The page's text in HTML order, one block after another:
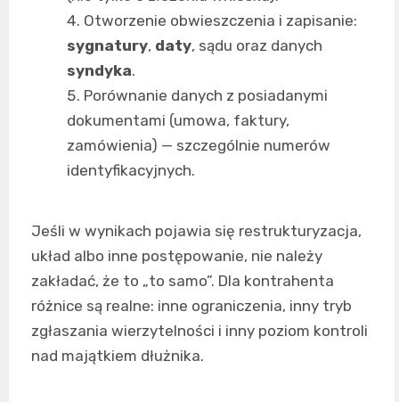
Otworzenie obwieszczenia i zapisanie:
sygnatury, daty, sądu oraz danych
syndyka.
Porównanie danych z posiadanymi
dokumentami (umowa, faktury,
zamówienia) — szczególnie numerów
identyfikacyjnych.
Jeśli w wynikach pojawia się restrukturyzacja,
układ albo inne postępowanie, nie należy
zakładać, że to „to samo”. Dla kontrahenta
różnice są realne: inne ograniczenia, inny tryb
zgłaszania wierzytelności i inny poziom kontroli
nad majątkiem dłużnika.